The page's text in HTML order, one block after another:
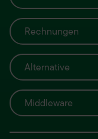
Rechnungen
Alternative
Middleware